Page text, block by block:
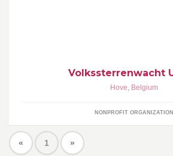
Volkssterrenwacht
Hove, Belgium
NONPROFIT ORGANIZATION
« 1 »